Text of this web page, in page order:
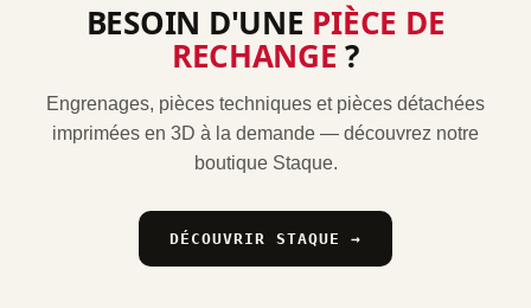
BESOIN D'UNE PIÈCE DE
RECHANGE ?
Engrenages, pièces techniques et pièces détachées
imprimées en 3D à la demande — découvrez notre
boutique Staque.
DÉCOUVRIR STAQUE →